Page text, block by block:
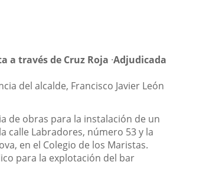
a través de Cruz Roja ·Adjudicada
del alcalde, Francisco Javier León
de obras para la instalación de un
calle Labradores, número 53 y la
en el Colegio de los Maristas.
para la explotación del bar